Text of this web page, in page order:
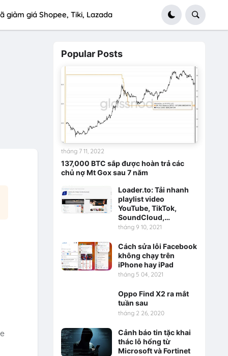
giảm giá Shopee, Tiki, Lazada
Popular Posts
137,000 BTC sắp được hoàn trả các
chủ nợ Mt Gox sau 7 năm
tháng 7 11, 2022
Loader.to: Tải nhanh
playlist video
YouTube, TikTok,
SoundCloud,…
tháng 9 10, 2021
Cách sửa lỗi Facebook
không chạy trên
iPhone hay iPad
tháng 5 04, 2021
Oppo Find X2 ra mắt
tuần sau
tháng 2 26, 2020
Cảnh báo tin tặc khai
thác lỗ hổng từ
Microsoft và Fortinet